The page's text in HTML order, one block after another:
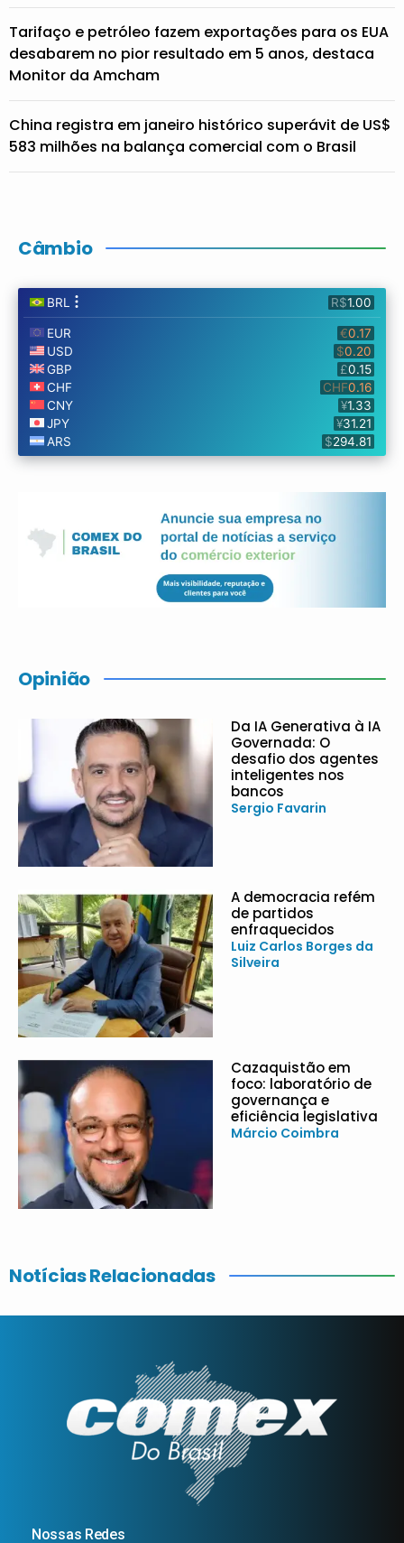
Tarifaço e petróleo fazem exportações para os EUA
desabarem no pior resultado em 5 anos, destaca
Monitor da Amcham
China registra em janeiro histórico superávit de US$
583 milhões na balança comercial com o Brasil
Câmbio
Opinião
Da IA Generativa à IA
Governada: O
desafio dos agentes
inteligentes nos
bancos
Sergio Favarin
A democracia refém
de partidos
enfraquecidos
Luiz Carlos Borges da
Silveira
Cazaquistão em
foco: laboratório de
governança e
eficiência legislativa
Márcio Coimbra
Notícias Relacionadas
Nossas Redes